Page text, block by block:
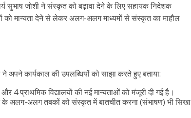
सुभाष जोशी ने संस्कृत को बढ़ावा देने के लिए सहायक निदेशक
को मान्यता देने से लेकर अलग-अलग माध्यमों से संस्कृत का माहौल
अपने कार्यकाल की उपलब्धियों को साझा करते हुए बताया:
प्राथमिक विद्यालयों की नई मान्यताओं को मंजूरी दी गई है।
के अलग-अलग तबकों को संस्कृत में बातचीत करना (संभाषण) भी सिखा